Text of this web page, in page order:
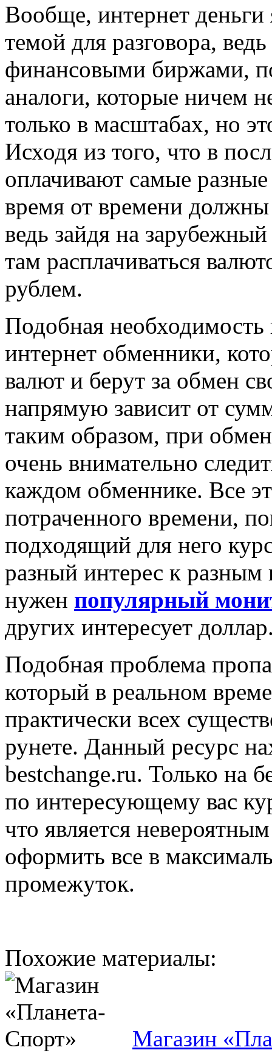
Вообще, интернет деньги
темой для разговора,
финансовыми биржами,
аналоги, которые ничем
только в масштабах, но
Исходя из того, что в
оплачивают самые
время от времени
ведь зайдя на
там расплачиваться
рублем.
Подобная
интернет обменники,
валют и берут за обмен
напрямую зависит от
таким образом, при
очень внимательно
каждом обменнике. Все
потраченного времени,
подходящий для него
разный интерес к
нужен популярный
других интересует
Подобная проблема
который в реальном
практически всех
рунете. Данный ресурс
bestchange.ru. Только на
по интересующему вас
что является
оформить все в
промежуток.
Похожие материалы:
Магазин